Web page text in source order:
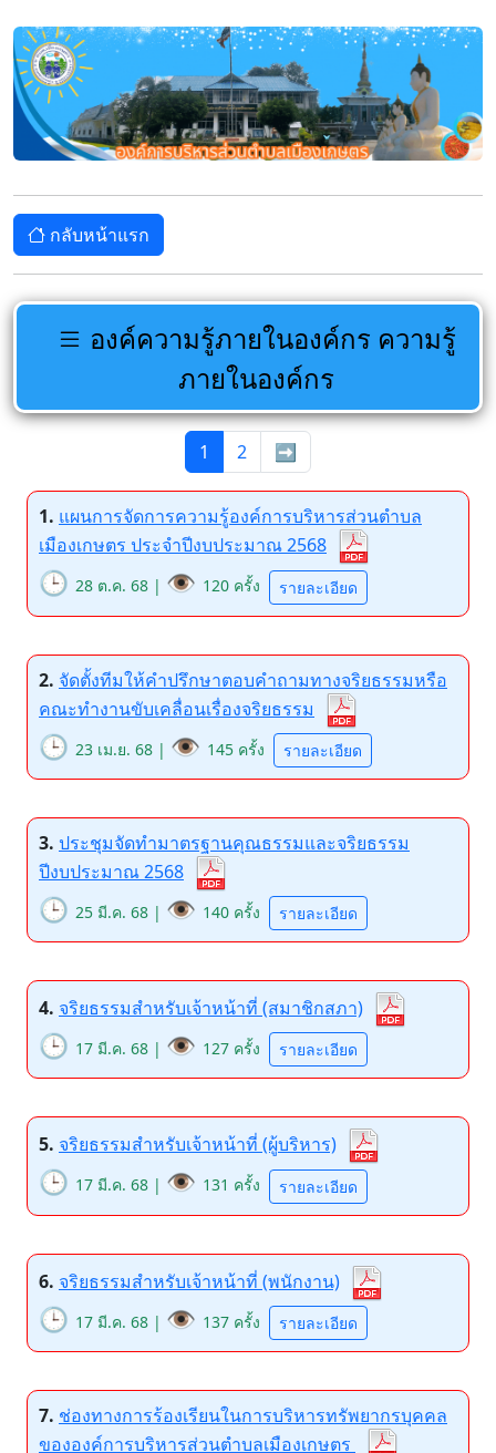
กลับหน้าแรก
องค์ความรู้ภายในองค์กร ความรู้
ภายในองค์กร
1 2 ➡️
1. แผนการจัดการความรู้องค์การบริหารส่วนตำบล
เมืองเกษตร ประจำปีงบประมาณ 2568
🕒 28 ต.ค. 68 | 👁️ 120 ครั้ง รายละเอียด
2. จัดตั้งทีมให้คำปรึกษาตอบคำถามทางจริยธรรมหรือ
คณะทำงานขับเคลื่อนเรื่องจริยธรรม
🕒 23 เม.ย. 68 | 👁️ 145 ครั้ง รายละเอียด
3. ประชุมจัดทำมาตรฐานคุณธรรมและจริยธรรม
ปีงบประมาณ 2568
🕒 25 มี.ค. 68 | 👁️ 140 ครั้ง รายละเอียด
4. จริยธรรมสำหรับเจ้าหน้าที่ (สมาชิกสภา)
🕒 17 มี.ค. 68 | 👁️ 127 ครั้ง รายละเอียด
5. จริยธรรมสำหรับเจ้าหน้าที่ (ผู้บริหาร)
🕒 17 มี.ค. 68 | 👁️ 131 ครั้ง รายละเอียด
6. จริยธรรมสำหรับเจ้าหน้าที่ (พนักงาน)
🕒 17 มี.ค. 68 | 👁️ 137 ครั้ง รายละเอียด
7. ช่องทางการร้องเรียนในการบริหารทรัพยากรบุคคล
ขององค์การบริหารส่วนตำบลเมืองเกษตร